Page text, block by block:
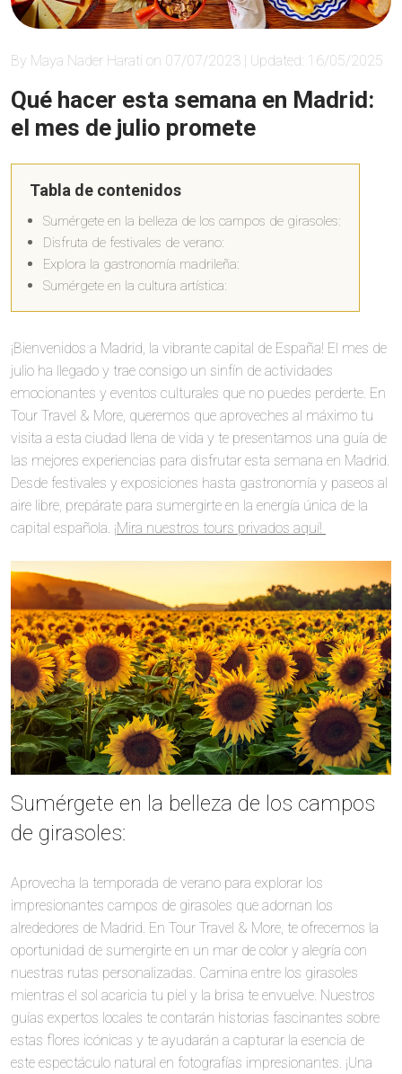
By Maya Nader Harati on 07/07/2023 | Updated: 16/05/2025
Qué hacer esta semana en Madrid:
el mes de julio promete
Tabla de contenidos
Sumérgete en la belleza de los campos de girasoles:
Disfruta de festivales de verano:
Explora la gastronomía madrileña:
Sumérgete en la cultura artística:
¡Bienvenidos a Madrid, la vibrante capital de España! El mes de
julio ha llegado y trae consigo un sinfín de actividades
emocionantes y eventos culturales que no puedes perderte. En
Tour Travel & More, queremos que aproveches al máximo tu
visita a esta ciudad llena de vida y te presentamos una guía de
las mejores experiencias para disfrutar esta semana en Madrid.
Desde festivales y exposiciones hasta gastronomía y paseos al
aire libre, prepárate para sumergirte en la energía única de la
capital española. ¡Mira nuestros tours privados aquí!
Sumérgete en la belleza de los campos
de girasoles:
Aprovecha la temporada de verano para explorar los
impresionantes campos de girasoles que adornan los
alrededores de Madrid. En Tour Travel & More, te ofrecemos la
oportunidad de sumergirte en un mar de color y alegría con
nuestras rutas personalizadas. Camina entre los girasoles
mientras el sol acaricia tu piel y la brisa te envuelve. Nuestros
guías expertos locales te contarán historias fascinantes sobre
estas flores icónicas y te ayudarán a capturar la esencia de
este espectáculo natural en fotografías impresionantes. ¡Una